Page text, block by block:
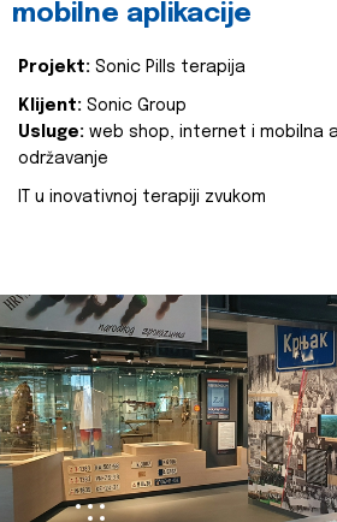
mobilne aplikacije
Projekt: Sonic Pills terapija
Klijent: Sonic Group
Usluge: web shop, internet i mobilna
održavanje
IT u inovativnoj terapiji zvukom